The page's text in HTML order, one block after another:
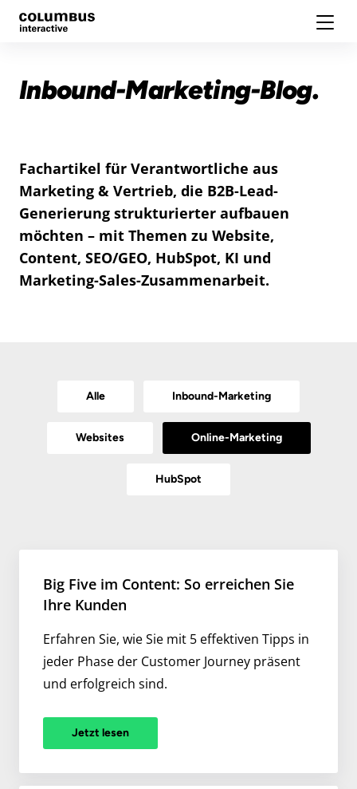
Inbound-Marketing-Blog.
Fachartikel für Verantwortliche aus
Marketing & Vertrieb, die B2B-Lead-
Generierung strukturierter aufbauen
möchten – mit Themen zu Website,
Content, SEO/GEO, HubSpot, KI und
Marketing-Sales-Zusammenarbeit.
Alle Inbound-Marketing
Websites Online-Marketing
HubSpot
Big Five im Content: So erreichen Sie
Ihre Kunden
Erfahren Sie, wie Sie mit 5 effektiven Tipps in
jeder Phase der Customer Journey präsent
und erfolgreich sind.
Jetzt lesen